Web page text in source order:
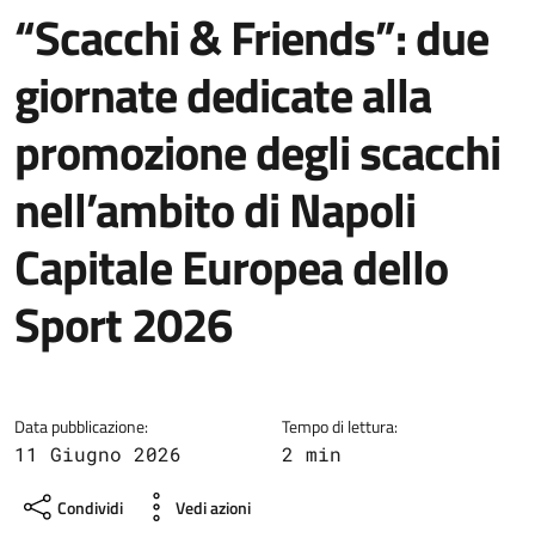
“Scacchi & Friends”: due
giornate dedicate alla
promozione degli scacchi
nell’ambito di Napoli
Capitale Europea dello
Sport 2026
Data pubblicazione:
11 Giugno 2026
Tempo di lettura:
2 min
Condividi Vedi azioni